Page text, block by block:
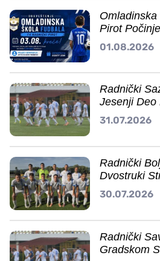
Pirot
01.08.2026
Radnički
Jesenji Deo
31.07.2026
Radnički
Dvostruki
30.07.2026
Radnički
Gradskom